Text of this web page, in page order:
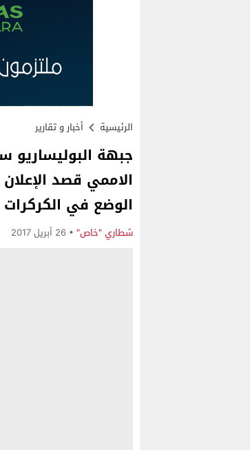
الرئيسية أخبار و تقارير
جبهة البوليساريو
الاممي قصد
الوضع في الكركرات
شطاري "خاص" 26 أبريل 2017